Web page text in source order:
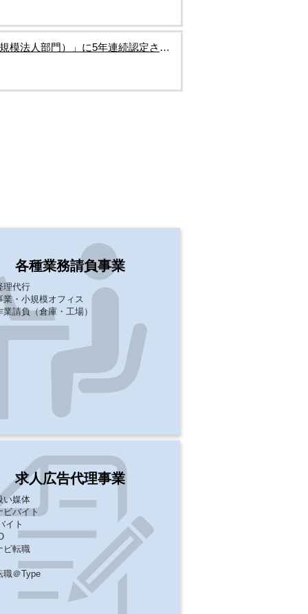
模法人部門）」に5年連続認定され
各種業務請負事業
理代行
業・小規模オフィス
業請負​（倉庫・工場）
求人広告代理事業
い媒体
ビバイト
イト
ビ転職
職＠Type